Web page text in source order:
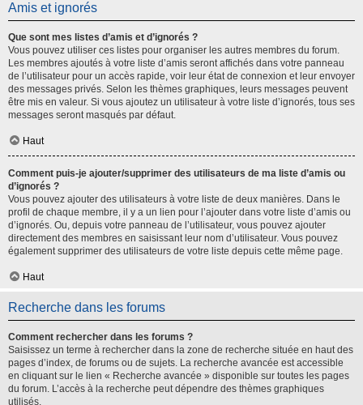
Amis et ignorés
Que sont mes listes d’amis et d’ignorés ?
Vous pouvez utiliser ces listes pour organiser les autres membres du forum.
Les membres ajoutés à votre liste d’amis seront affichés dans votre panneau
de l’utilisateur pour un accès rapide, voir leur état de connexion et leur envoyer
des messages privés. Selon les thèmes graphiques, leurs messages peuvent
être mis en valeur. Si vous ajoutez un utilisateur à votre liste d’ignorés, tous ses
messages seront masqués par défaut.
Haut
Comment puis-je ajouter/supprimer des utilisateurs de ma liste d’amis ou
d’ignorés ?
Vous pouvez ajouter des utilisateurs à votre liste de deux manières. Dans le
profil de chaque membre, il y a un lien pour l’ajouter dans votre liste d’amis ou
d’ignorés. Ou, depuis votre panneau de l’utilisateur, vous pouvez ajouter
directement des membres en saisissant leur nom d’utilisateur. Vous pouvez
également supprimer des utilisateurs de votre liste depuis cette même page.
Haut
Recherche dans les forums
Comment rechercher dans les forums ?
Saisissez un terme à rechercher dans la zone de recherche située en haut des
pages d’index, de forums ou de sujets. La recherche avancée est accessible
en cliquant sur le lien « Recherche avancée » disponible sur toutes les pages
du forum. L’accès à la recherche peut dépendre des thèmes graphiques
utilisés.